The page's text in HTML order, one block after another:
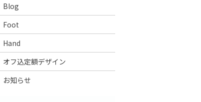
Blog
Foot
Hand
オフ込定額デザイン
お知らせ